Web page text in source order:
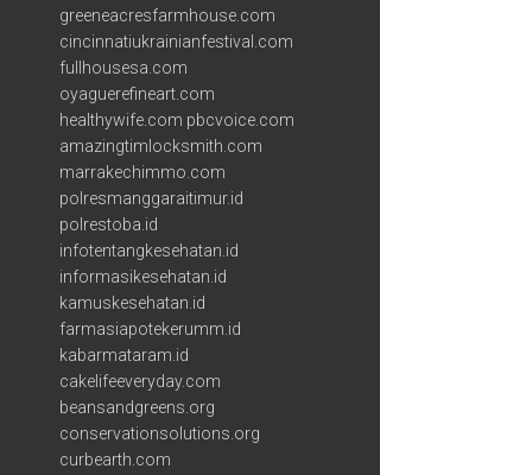
greeneacresfarmhouse.com
cincinnatiukrainianfestival.com
fullhousesa.com
oyaguerefineart.com
healthywife.com pbcvoice.com
amazingtimlocksmith.com
marrakechimmo.com
polresmanggaraitimur.id
polrestoba.id
infotentangkesehatan.id
informasikesehatan.id
kamuskesehatan.id
farmasiapotekerumm.id
kabarmataram.id
cakelifeeveryday.com
beansandgreens.org
conservationsolutions.org
curbearth.com